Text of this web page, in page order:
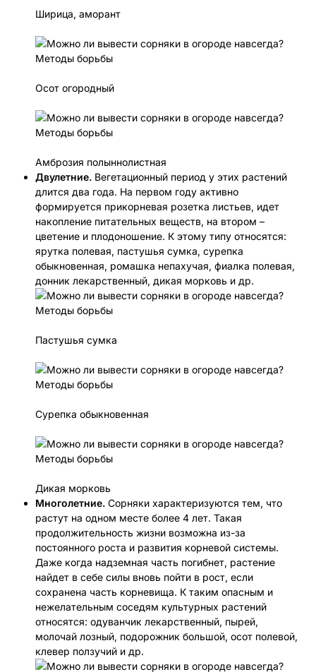
Ширица, аморант
Осот огородный
Амброзия полыннолистная
Двулетние. Вегетационный период у этих растений
длится два года. На первом году активно
формируется прикорневая розетка листьев, идет
накопление питательных веществ, на втором –
цветение и плодоношение. К этому типу относятся:
ярутка полевая, пастушья сумка, сурепка
обыкновенная, ромашка непахучая, фиалка полевая,
донник лекарственный, дикая морковь и др.
Пастушья сумка
Сурепка обыкновенная
Дикая морковь
Многолетние. Сорняки характеризуются тем, что
растут на одном месте более 4 лет. Такая
продолжительность жизни возможна из-за
постоянного роста и развития корневой системы.
Даже когда надземная часть погибнет, растение
найдет в себе силы вновь пойти в рост, если
сохранена часть корневища. К таким опасным и
нежелательным соседям культурных растений
относятся: одуванчик лекарственный, пырей,
молочай лозный, подорожник большой, осот полевой,
клевер ползучий и др.